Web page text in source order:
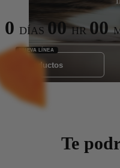
0 DÍAS 00HR00
Ver Productos
Te